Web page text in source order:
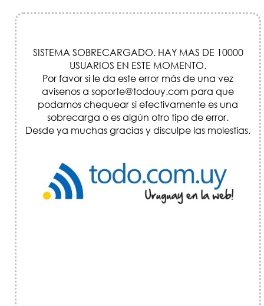
SISTEMA SOBRECARGADO. HAY MAS DE 10000
USUARIOS EN ESTE MOMENTO.
Por favor si le da este error más de una vez
avisenos a soporte@todouy.com para que
podamos chequear si efectivamente es una
sobrecarga o es algún otro tipo de error.
Desde ya muchas gracias y disculpe las molestias.